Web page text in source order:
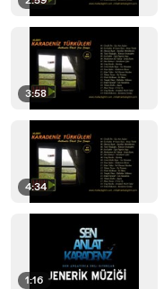
3:58
4:34
1:16